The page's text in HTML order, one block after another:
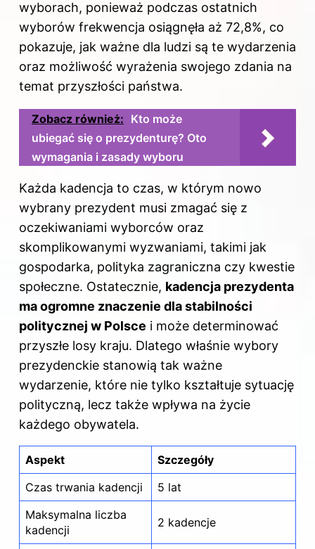
wyborach, ponieważ podczas ostatnich
wyborów frekwencja osiągnęła aż 72,8%, co
pokazuje, jak ważne dla ludzi są te wydarzenia
oraz możliwość wyrażenia swojego zdania na
temat przyszłości państwa.
Zobacz również: Kto może
ubiegać się o prezydenturę? Oto
wymagania i zasady wyboru
Każda kadencja to czas, w którym nowo
wybrany prezydent musi zmagać się z
oczekiwaniami wyborców oraz
skomplikowanymi wyzwaniami, takimi jak
gospodarka, polityka zagraniczna czy kwestie
społeczne. Ostatecznie, kadencja prezydenta
ma ogromne znaczenie dla stabilności
politycznej w Polsce i może determinować
przyszłe losy kraju. Dlatego właśnie wybory
prezydenckie stanowią tak ważne
wydarzenie, które nie tylko kształtuje sytuację
polityczną, lecz także wpływa na życie
każdego obywatela.
Aspekt
Szczegóły
Czas trwania kadencji
5 lat
Maksymalna liczba
kadencji
2 kadencje